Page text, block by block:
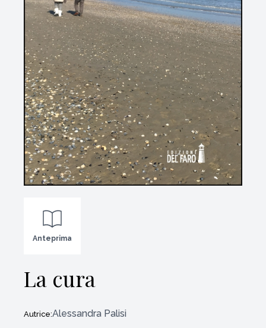
Anteprima
La cura
Autrice:Alessandra Palisi